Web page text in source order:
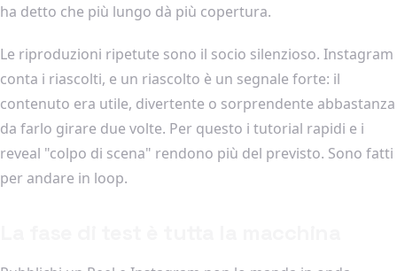
ha detto che più lungo dà più copertura.
Le riproduzioni ripetute sono il socio silenzioso. Instagram
conta i riascolti, e un riascolto è un segnale forte: il
contenuto era utile, divertente o sorprendente abbastanza
da farlo girare due volte. Per questo i tutorial rapidi e i
reveal "colpo di scena" rendono più del previsto. Sono fatti
per andare in loop.